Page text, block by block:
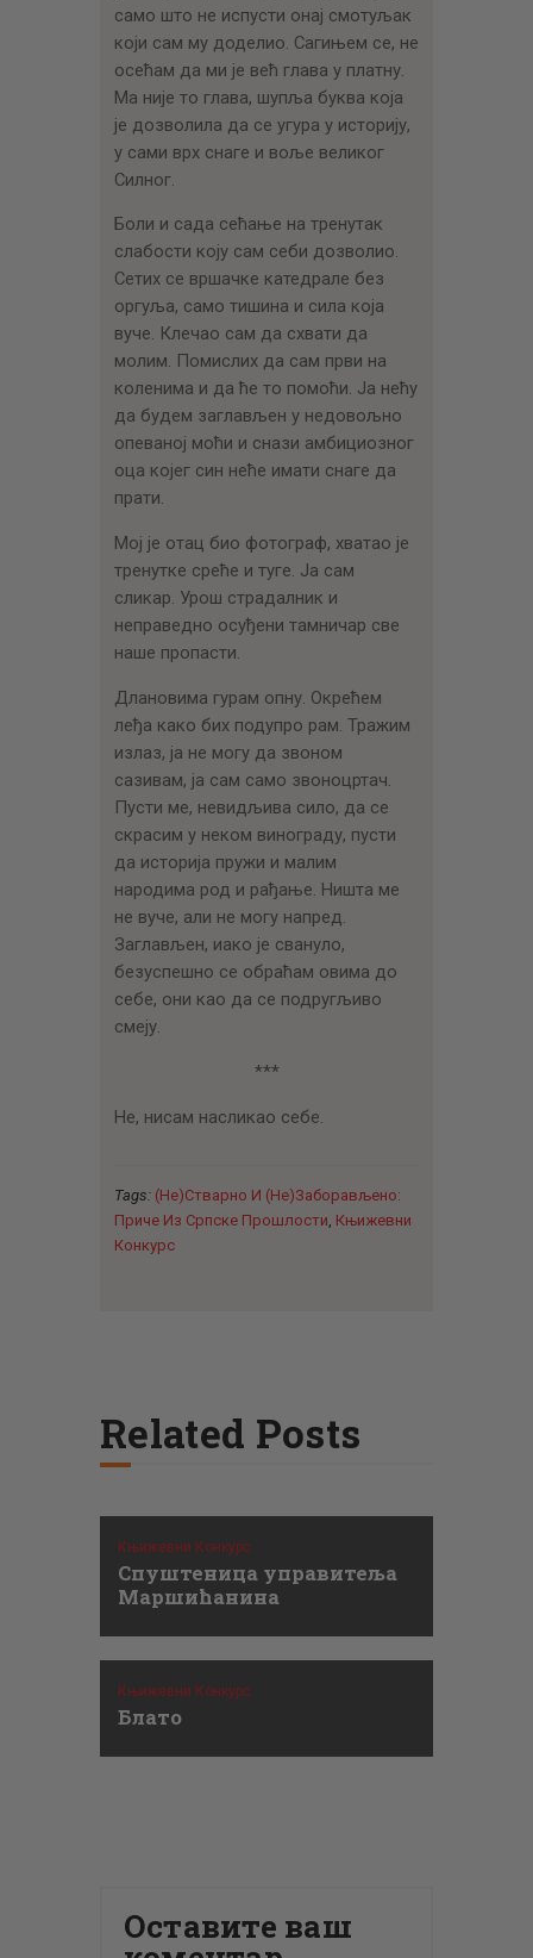
само што не испусти онај смотуљак
који сам му доделио. Сагињем се, не
осећам да ми је већ глава у платну.
Ма није то глава, шупља буква која
је дозволила да се угура у историју,
у сами врх снаге и воље великог
Силног.
Боли и сада сећање на тренутак
слабости коју сам себи дозволио.
Сетих се вршачке катедрале без
оргуља, само тишина и сила која
вуче. Клечао сам да схвати да
молим. Помислих да сам први на
коленима и да ће то помоћи. Ја нећу
да будем заглављен у недовољно
опеваној моћи и снази амбициозног
оца којег син неће имати снаге да
прати.
Мој је отац био фотограф, хватао је
тренутке среће и туге. Ја сам
сликар. Урош страдалник и
неправедно осуђени тамничар све
наше пропасти.
Длановима гурам опну. Окрећем
леђа како бих подупро рам. Тражим
излаз, ја не могу да звоном
сазивам, ја сам само звоноцртач.
Пусти ме, невидљива сило, да се
скрасим у неком винограду, пусти
да историја пружи и малим
народима род и рађање. Ништа ме
не вуче, али не могу напред.
Заглављен, иако је свануло,
безуспешно се обраћам овима до
себе, они као да се подругљиво
смеју.
***
Не, нисам насликао себе.
Tags: (Не)стварно И (не)заборављено:
Приче Из Српске Прошлости Књижевни
Конкурс
Related Posts
Књижевни Конкурс
Спуштеница управитеља
Маршићанина
Књижевни Конкурс
Блато
Оставите ваш